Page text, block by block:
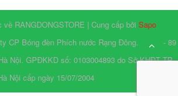
RANGDONGSTORE | Cung cấp bởi Sapo
CP Bóng đèn Phích nước Rạng Đông. Số 87 - 89
Nội. GPĐKKD số: 0103004893 do Sở KHĐT TP
Nội cấp ngày 15/07/2004